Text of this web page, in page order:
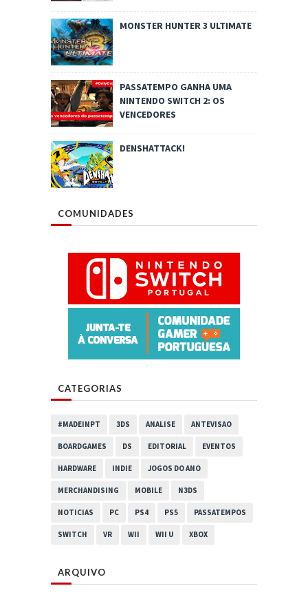
MONSTER HUNTER 3 ULTIMATE
PASSATEMPO GANHA UMA
NINTENDO SWITCH 2: OS
VENCEDORES
DENSHATTACK!
COMUNIDADES
CATEGORIAS
#MADEINPT 3DS ANALISE ANTEVISAO
BOARDGAMES DS EDITORIAL EVENTOS
HARDWARE INDIE JOGOS DO ANO
MERCHANDISING MOBILE N3DS
NOTICIAS PC PS4 PS5 PASSATEMPOS
SWITCH VR WII WII U XBOX
ARQUIVO